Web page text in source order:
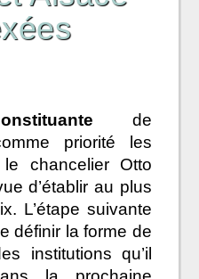
de
priorité les
chancelier Otto
d’établir au plus
L’étape suivante
définir la forme de
institutions qu’il